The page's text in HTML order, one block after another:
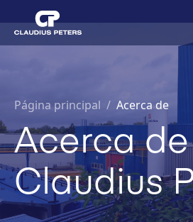
Página principal / Acerca de
Acerca de
Claudius